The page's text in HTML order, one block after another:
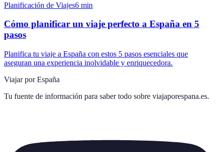
Planificación de Viajes6 min
Cómo planificar un viaje perfecto a España en 5
pasos
Planifica tu viaje a España con estos 5 pasos esenciales que
aseguran una experiencia inolvidable y enriquecedora.
Viajar por España
Tu fuente de información para saber todo sobre viajaporespana.es.